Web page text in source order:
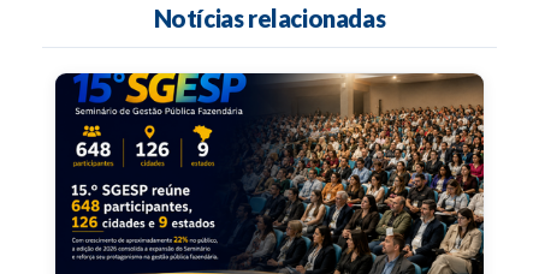
Notícias relacionadas